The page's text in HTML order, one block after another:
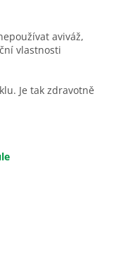
aviváž,
vlastnosti
Je tak zdravotně